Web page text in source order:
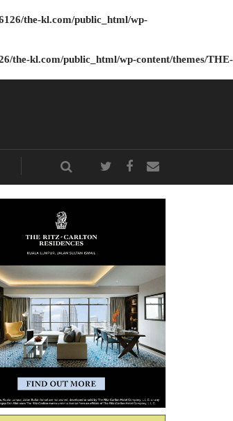
the-kl.com/public_html/wp-
the-kl.com/public_html/wp-content/themes/THE-